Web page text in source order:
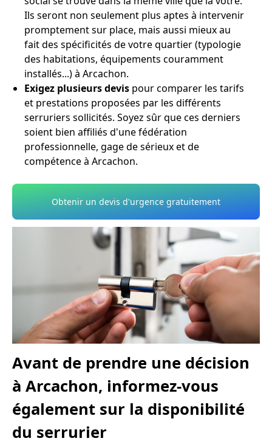
Ils seront non seulement plus aptes à intervenir
promptement sur place, mais aussi mieux au
fait des spécificités de votre quartier (typologie
des habitations, équipements couramment
installés...) à Arcachon.
Exigez plusieurs devis pour comparer les tarifs
et prestations proposées par les différents
serruriers sollicités. Soyez sûr que ces derniers
soient bien affiliés d'une fédération
professionnelle, gage de sérieux et de
compétence à Arcachon.
Obtenir un devis d'urgence gratuitement
Avant de prendre une décision
à Arcachon, informez-vous
également sur la disponibilité
du serrurier